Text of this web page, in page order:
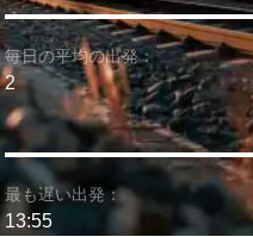
毎日の平均の出発：
2
最も遅い出発：
13:55